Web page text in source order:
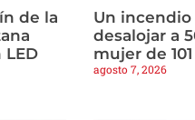
de la
Un incendio
desalojar a
mujer de
agosto 7, 2026